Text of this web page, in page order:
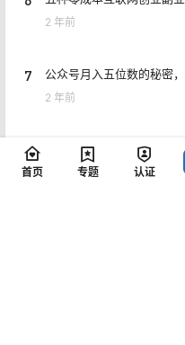
2 年前
7 公众号月入五位数的秘密
2 年前
8 闲鱼曝光稳定攻略思路，
首页 专题 认证